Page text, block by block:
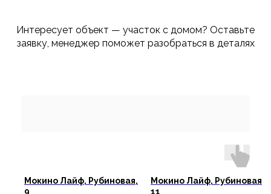
Интересует объект — участок с домом? Оставьте
заявку, менеджер поможет разобраться в деталях
Мокино Лайф, Рубиновая,
9
Мокино Лайф, Рубиновая,
11